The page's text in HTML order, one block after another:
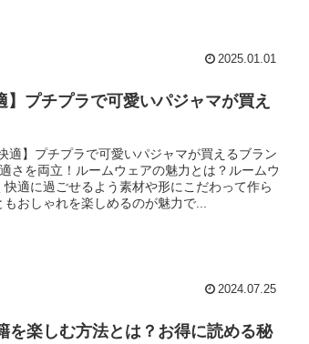
2025.01.01
】プチプラで可愛いパジャマが買え
適】プチプラで可愛いパジャマが買えるブラン
さを両立！ルームウェアの魅力とは？ルームウ
快適に過ごせるよう素材や形にこだわって作ら
おしゃれを楽しめるのが魅力で...
2024.07.25
を楽しむ方法とは？お得に読める秘